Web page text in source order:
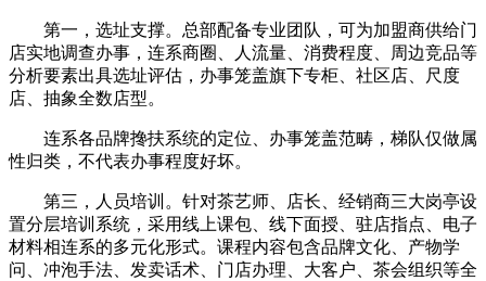
第一，选址支撑。总部配备专业团队，可为加盟商供给门
店实地调查办事，连系商圈、人流量、消费程度、周边竞品等
分析要素出具选址评估，办事笼盖旗下专柜、社区店、尺度
店、抽象全数店型。
连系各品牌搀扶系统的定位、办事笼盖范畴，梯队仅做属
性归类，不代表办事程度好坏。
第三，人员培训。针对茶艺师、店长、经销商三大岗亭设
置分层培训系统，采用线上课包、线下面授、驻店指点、电子
材料相连系的多元化形式。课程内容包含品牌文化、产物学
问、冲泡手法、发卖话术、门店办理、大客户、茶会组织等全